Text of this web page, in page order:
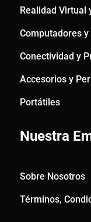
Realidad Virtual
Computadores
Conectividad y
Accesorios y
Portátiles
Nuestra
Sobre Nosotros
Términos,